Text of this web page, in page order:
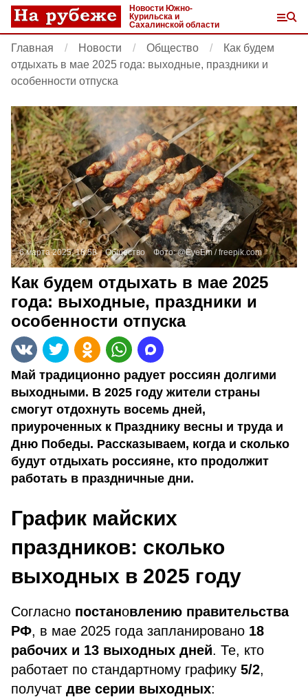
Новости Южно-
Курильска и
Сахалинской области
Главная Новости Общество
Как будем
отдыхать в мае 2025 года: выходные, праздники и
особенности отпуска
6 марта 2025, 18:58 Общество Фото:@EyeEm /freepik.com
Как будем отдыхать в мае 2025
года: выходные, праздники и
особенности отпуска
Май традиционно радует россиян долгими
выходными. В 2025 году жители страны
смогут отдохнуть восемь дней,
приуроченных к Празднику весны и труда и
Дню Победы. Рассказываем, когда и сколько
будут отдыхать россияне, кто продолжит
работать в праздничные дни.
График майских
праздников: сколько
выходных в 2025 году
Согласно постановлению правительства
РФ, в мае 2025 года запланировано 18
рабочих и 13 выходных дней. Те, кто
работает по стандартному графику 5/2,
получат две серии выходных: